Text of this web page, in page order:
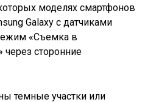
моделях смартфонов
Galaxy с датчиками
«Съемка в
через сторонние
темные участки или